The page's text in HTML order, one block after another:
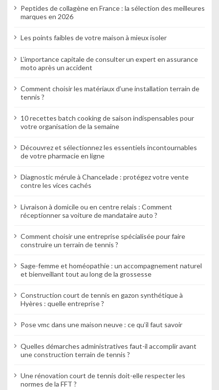
Peptides de collagène en France : la sélection des meilleures
marques en 2026
Les points faibles de votre maison à mieux isoler
L’importance capitale de consulter un expert en assurance
moto après un accident
Comment choisir les matériaux d’une installation terrain de
tennis ?
10 recettes batch cooking de saison indispensables pour
votre organisation de la semaine
Découvrez et sélectionnez les essentiels incontournables
de votre pharmacie en ligne
Diagnostic mérule à Chancelade : protégez votre vente
contre les vices cachés
Livraison à domicile ou en centre relais : Comment
réceptionner sa voiture de mandataire auto ?
Comment choisir une entreprise spécialisée pour faire
construire un terrain de tennis ?
Sage-femme et homéopathie : un accompagnement naturel
et bienveillant tout au long de la grossesse
Construction court de tennis en gazon synthétique à
Hyères : quelle entreprise ?
Pose vmc dans une maison neuve : ce qu’il faut savoir
Quelles démarches administratives faut-il accomplir avant
une construction terrain de tennis ?
Une rénovation court de tennis doit-elle respecter les
normes de la FFT ?